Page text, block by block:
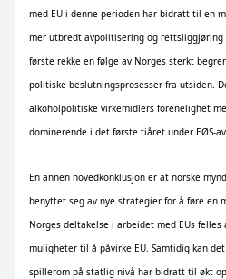
med EU i denne perioden har bidratt til en
mer utbredt avpolitisering og
første rekke en følge av Norges sterkt
politiske beslutningsprosesser fra utsiden.
alkoholpolitiske virkemidlers forenelighet
dominerende i det første tiåret under EØS-
En annen hovedkonklusjon er at norske
benyttet seg av nye strategier for å føre en
Norges deltakelse i arbeidet med EUs
muligheter til å påvirke EU. Samtidig kan
spillerom på statlig nivå har bidratt til økt